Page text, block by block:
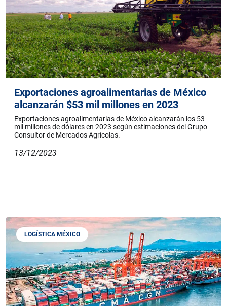
Exportaciones agroalimentarias de México
alcanzarán $53 mil millones en 2023
Exportaciones agroalimentarias de México alcanzarán los 53
mil millones de dólares en 2023 según estimaciones del Grupo
Consultor de Mercados Agrícolas.
13/12/2023
LOGÍSTICA MÉXICO